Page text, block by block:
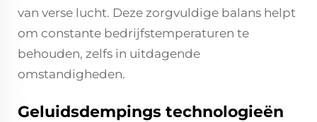
van verse lucht. Deze zorgvuldige balans helpt
om constante bedrijfstemperaturen te
behouden, zelfs in uitdagende
omstandigheden.
Geluidsdempings technologieën